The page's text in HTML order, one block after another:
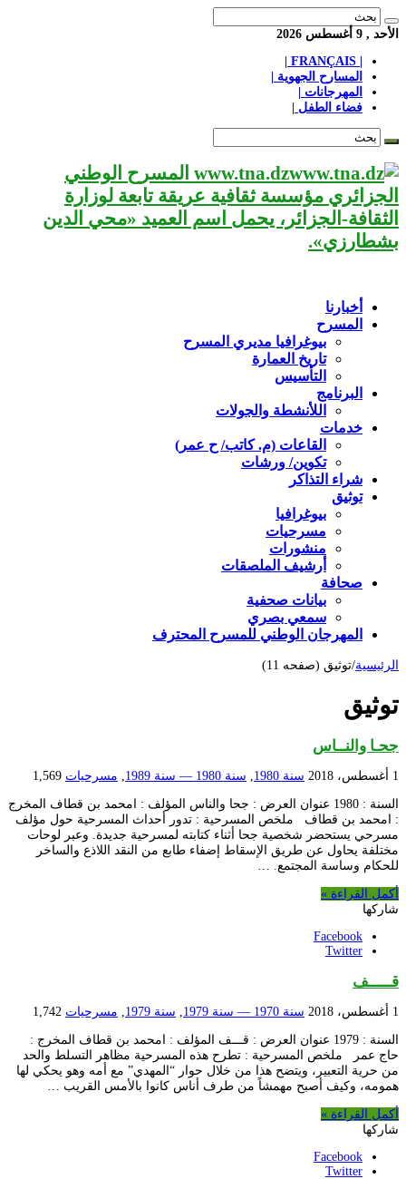
الأحد , 9 أغسطس 2026
المسارح الجهوية |
المهرجانات |
فضاء الطفل |
www.tna.dz المسرح الوطني
الجزائري مؤسسة ثقافية عريقة تابعة لوزارة
الثقافة-الجزائر، يحمل اسم العميد «محي الدين
بشطارزي».
أخبارنا
المسرح
بيوغرافيا مديري المسرح
تاريخ العمارة
التأسيس
البرنامج
اللأنشطة والجولات
خدمات
القاعات (م. كاتب/ ح عمر)
تكوين/ ورشات
شراء التذاكر
توثيق
بيوغرافيا
مسرحيات
منشورات
أرشيف الملصقات
صحافة
بيانات صحفية
سمعي بصري
المهرجان الوطني للمسرح المحترف
الرئيسية/توثيق (صفحه 11)
توثيق
جحـا والنــاس
1 أغسطس، 2018 سنة 1980 , سنة 1980 — سنة 1989 , مسرحيات 1,569
السنة : 1980 عنوان العرض : جحا والناس المؤلف : امحمد بن قطاف المخرج
: امحمد بن قطاف ملخص المسرحية : تدور أحداث المسرحية حول مؤلف
مسرحي يستحضر شخصية جحا أثناء كتابته لمسرحية جديدة. وعبر لوحات
مختلفة يحاول عن طريق الإسقاط إضفاء طابع من النقد اللاذع والساخر
للحكام وساسة المجتمع. …
أكمل القراءة »
شاركها
Facebook
Twitter
قـــــف
1 أغسطس، 2018 سنة 1970 — سنة 1979 سنة 1979 مسرحيات 1,742
السنة : 1979 عنوان العرض : قـــف المؤلف : امحمد بن قطاف المخرج :
حاج عمر ملخص المسرحية : تطرح هذه المسرحية مظاهر التسلط والحد
من حرية التعبير، ويتضح هذا من خلال حوار “المهدي” مع أمه وهو يحكي لها
همومه، وكيف أصبح مهمشاً من طرف أناس كانوا بالأمس القريب …
أكمل القراءة »
شاركها
Facebook
Twitter